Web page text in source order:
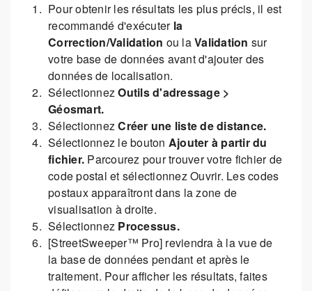
Pour obtenir les résultats les plus précis, il est
recommandé d'exécuter la
Correction/Validation ou laValidation sur
votre base de données avant d'ajouter des
données de localisation.
SélectionnezOutils d'adressage >
Géosmart.
SélectionnezCréer une liste de distance.
Sélectionnez le bouton Ajouter à partir du
fichier. Parcourez pour trouver votre fichier de
code postal et sélectionnez Ouvrir. Les codes
postaux apparaîtront dans la zone de
visualisation à droite.
Sélectionnez Processus.
[StreetSweeper™ Pro] reviendra à la vue de
la base de données pendant et après le
traitement. Pour afficher les résultats, faites